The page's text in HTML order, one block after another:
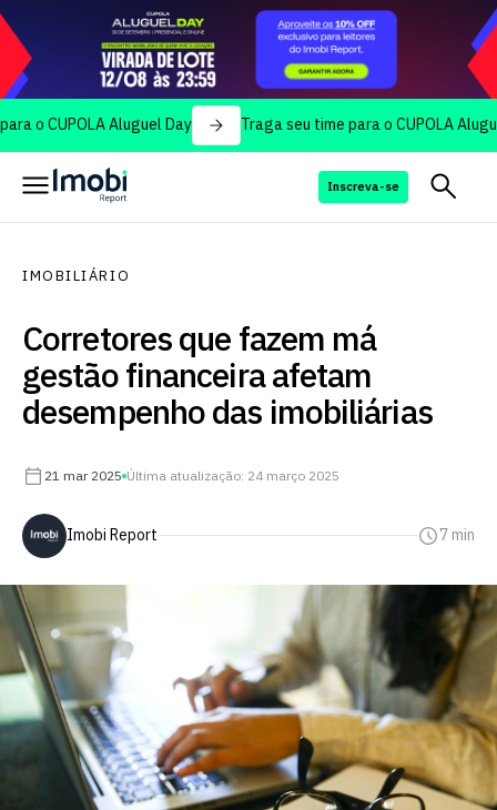
Aluguel Day Traga seu time para o CUPOLA Aluguel Day
Inscreva-se
IMOBILIÁRIO
Corretores que fazem má
gestão financeira afetam
desempenho das imobiliárias
21 mar 2025 Última atualização: 24 março 2025
Imobi Report 7 min